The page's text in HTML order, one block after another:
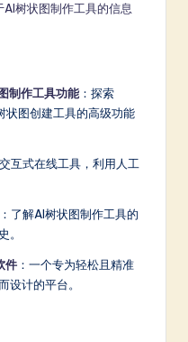
AI树状图制作工具的信息
作工具功能 ：探索
状图创建工具的高级功能
互式在线工具，利用人工
：了解AI树状图制作工具的
。
件 ：一个专为轻松且精准
设计的平台。